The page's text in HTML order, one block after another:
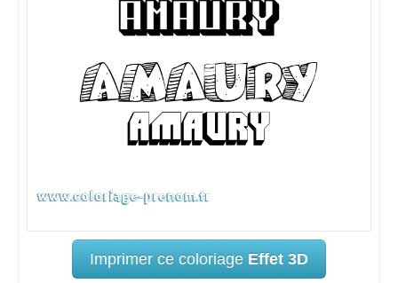
Imprimer ce coloriage Effet 3D